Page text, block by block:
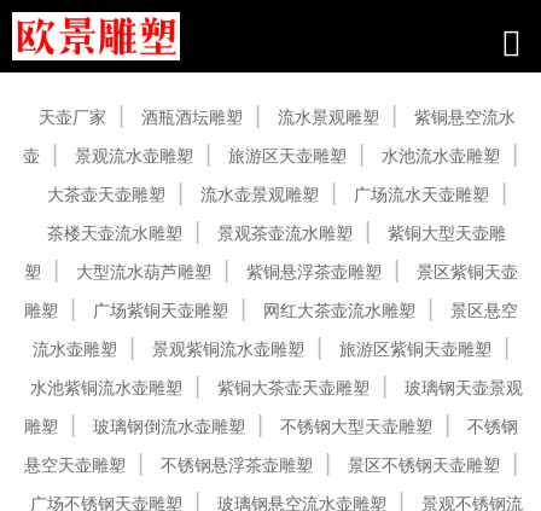
天壶厂家 酒瓶酒坛雕塑 流水景观雕塑
紫铜悬空流水
壶
景观流水壶雕塑 旅游区天壶雕塑
水池流水壶雕塑
大茶壶天壶雕塑
流水壶景观雕塑
广场流水天壶雕塑
茶楼天壶流水雕塑
景观茶壶流水雕塑
紫铜大型天壶雕
塑
大型流水葫芦雕塑 紫铜悬浮茶壶雕塑
景区紫铜天壶
雕塑
广场紫铜天壶雕塑 网红大茶壶流水雕塑
景区悬空
流水壶雕塑
景观紫铜流水壶雕塑
旅游区紫铜天壶雕塑
水池紫铜流水壶雕塑
紫铜大茶壶天壶雕塑
玻璃钢天壶景观
雕塑
玻璃钢倒流水壶雕塑 不锈钢大型天壶雕塑
不锈钢
悬空天壶雕塑
不锈钢悬浮茶壶雕塑
景区不锈钢天壶雕塑
广场不锈钢天壶雕塑
玻璃钢悬空流水壶雕塑
景观不锈钢流